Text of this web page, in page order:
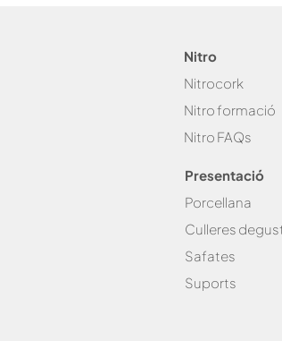
Nitro
Nitrocork
Nitro formació
Nitro FAQs
Presentació
Porcellana
Culleres
Safates
Suports